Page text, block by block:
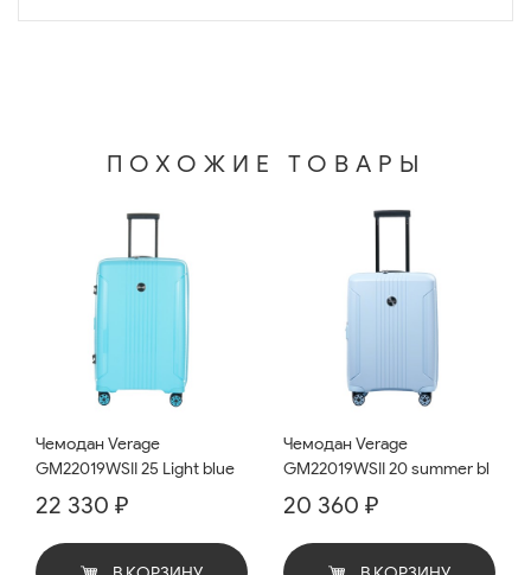
ПОХОЖИЕ ТОВАРЫ
Чемодан Verage
GM22019WSII 25 Light blue
22 330 ₽
Чемодан Verage
GM22019WSII 20 summer bl
20 360 ₽